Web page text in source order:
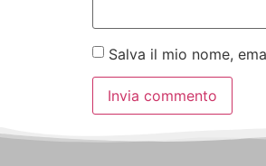
Salva il mio nome,